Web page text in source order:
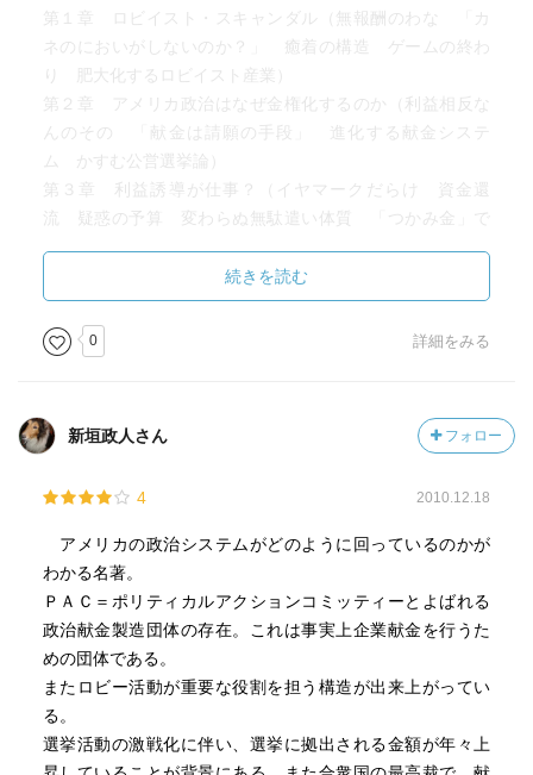
第１章 ロビイスト・スキャンダル（無報酬のわな 「カ
ネのにおいがしないのか？」 癒着の構造 ゲームの終わ
り 肥大化するロビイスト産業）
第２章 アメリカ政治はなぜ金権化するのか（利益相反な
んのその 「献金は請願の手段」 進化する献金システ
ム かすむ公営選挙論）
第３章 利益誘導が仕事？（イヤマークだらけ 資金還
流 疑惑の予算 変わらぬ無駄遣い体質 「つかみ金」で
第４章 改革に向けて（政治家にのしかかる現実 イヤマ
ークと憲法論議 破綻企業がロビー活動 番犬たちの努
力 情報公開の重要性）
エピローグ
［ ＰＯＰ ］
［ おすすめ度 ］
☆☆☆☆☆☆☆ おすすめ度
☆☆☆☆☆☆☆ ストーリー
☆☆☆☆☆☆☆ メッセージ性
☆☆☆☆☆☆☆ 冒険性
共感度（空振り三振・一部・参った！）
読書の速度（時間がかかった・普通・一気に読んだ）
続きを読む
0 詳細をみる
新垣政人さん フォロー
4 2010.12.18
アメリカの政治システムがどのように回っているのかが
わかる名著。
ＰＡＣ＝ポリティカルアクションコミッティーとよばれる
政治献金製造団体の存在。これは事実上企業献金を行うた
めの団体である。
またロビー活動が重要な役割を担う構造が出来上がってい
る。
選挙活動の激戦化に伴い、選挙に拠出される金額が年々上